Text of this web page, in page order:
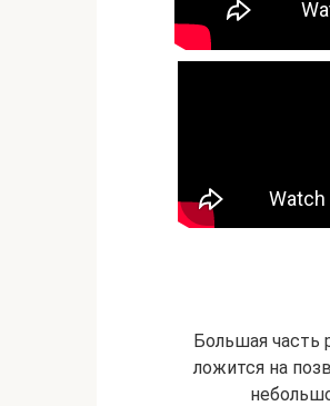
Большая часть
ложится на